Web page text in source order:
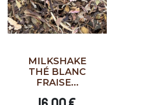
MILKSHAKE
THÉ BLANC
FRAISE...